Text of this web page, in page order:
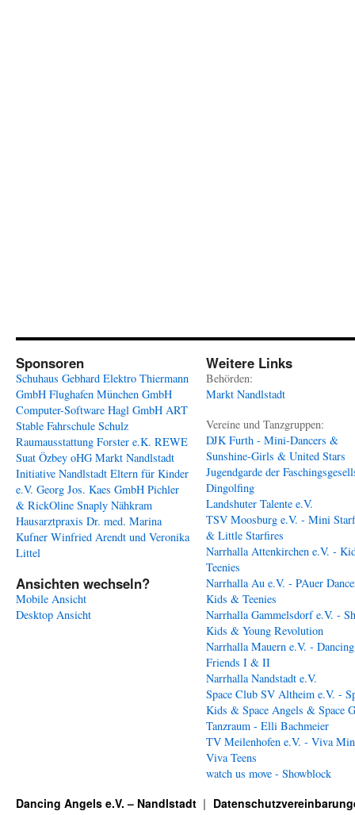
Sponsoren
Schuhaus Gebhard Elektro Thiermann
GmbH Flughafen München GmbH
Computer-Software Hagl GmbH ART
Stable Fahrschule Schulz
Raumausstattung Forster e.K. REWE
Suat Özbey oHG Markt Nandlstadt
Initiative Nandlstadt Eltern für Kinder
e.V. Georg Jos. Kaes GmbH Pichler
& RickOline Snaply Nähkram
Hausarztpraxis Dr. med. Marina
Kufner Winfried Arendt und Veronika
Littel
Ansichten wechseln?
Mobile Ansicht
Desktop Ansicht
Weitere Links
Behörden:
Markt Nandlstadt
Vereine und Tanzgruppen:
DJK Furth - Mini-Dancers &
Sunshine-Girls & United Stars
Jugendgarde der
Dingolfing
Landshuter Talente e.V.
TSV Moosburg e.V. - Mini
& Little Starfires
Narrhalla Attenkirchen e.V. -
Teenies
Narrhalla Au e.V. - PAuer
Kids & Teenies
Narrhalla Gammelsdorf e.V. -
Kids & Young Revolution
Narrhalla Mauern e.V. - Dancing
Friends I & II
Narrhalla Nandstadt e.V.
Space Club SV Altheim e.V. -
Kids & Space Angels & Space
Tanzraum - Elli Bachmeier
TV Meilenhofen e.V. - Viva
Viva Teens
watch us move - Showblock
Dancing Angels e.V. – Nandlstadt